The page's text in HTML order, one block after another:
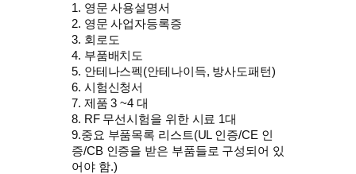
1. 영문 사용설명서
2. 영문 사업자등록증
3. 회로도
4. 부품배치도
5. 안테나스펙(안테나이득, 방사도패턴)
6. 시험신청서
7. 제품 3 ~4 대
8. RF 무선시험을 위한 시료 1대
9.중요 부품목록 리스트(UL 인증/CE 인
증/CB 인증을 받은 부품들로 구성되어 있
어야 함.)